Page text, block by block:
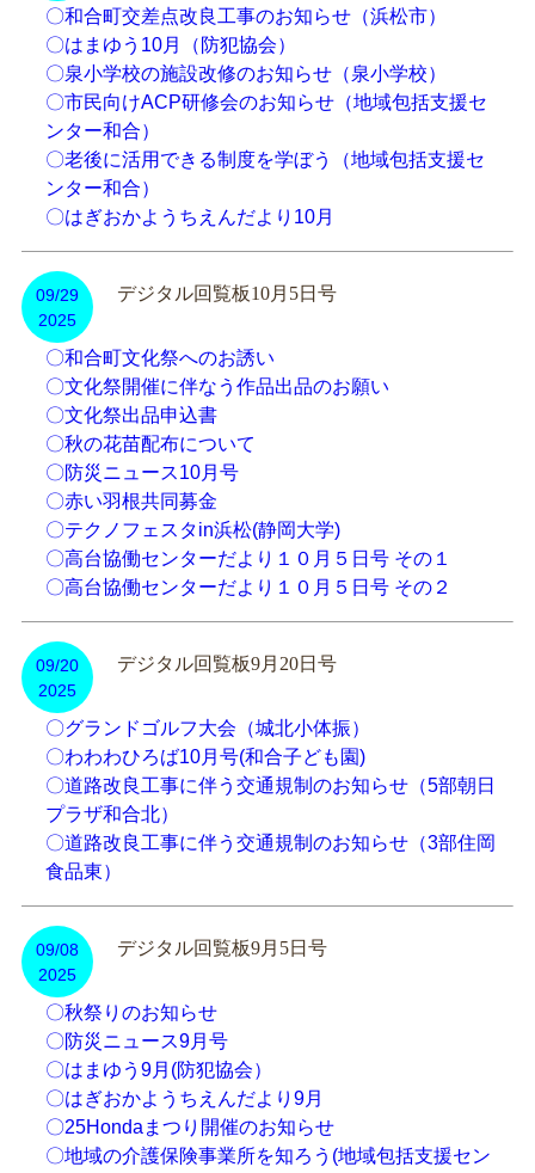
〇和合町交差点改良工事のお知らせ（浜松市）
〇はまゆう10月（防犯協会）
〇泉小学校の施設改修のお知らせ（泉小学校）
〇市民向けACP研修会のお知らせ（地域包括支援セ
ンター和合）
〇老後に活用できる制度を学ぼう（地域包括支援セ
ンター和合）
〇はぎおかようちえんだより10月
デジタル回覧板10月5日号
09/29
2025
〇和合町文化祭へのお誘い
〇文化祭開催に伴なう作品出品のお願い
〇文化祭出品申込書
〇秋の花苗配布について
〇防災ニュース10月号
〇赤い羽根共同募金
〇テクノフェスタin浜松(静岡大学)
〇高台協働センターだより１０月５日号 その１
〇高台協働センターだより１０月５日号 その２
デジタル回覧板9月20日号
09/20
2025
〇グランドゴルフ大会（城北小体振）
〇わわわひろば10月号(和合子ども園)
〇道路改良工事に伴う交通規制のお知らせ（5部朝日
プラザ和合北）
〇道路改良工事に伴う交通規制のお知らせ（3部住岡
食品東）
デジタル回覧板9月5日号
09/08
2025
〇秋祭りのお知らせ
〇防災ニュース9月号
〇はまゆう9月(防犯協会）
〇はぎおかようちえんだより9月
〇25Hondaまつり開催のお知らせ
〇地域の介護保険事業所を知ろう(地域包括支援セン